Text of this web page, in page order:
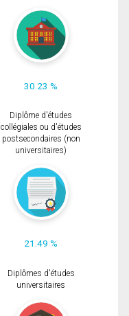
30.23 %
Diplôme d'études
collégiales ou d'études
postsecondaires (non
universitaires)
21.49 %
Diplômes d'études
universitaires